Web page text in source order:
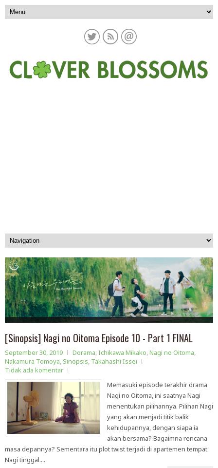
[Sinopsis] Nagi no Oitoma Episode 10 - Part 1 FINAL
September 30, 2019 Dorama,Ichikawa Mikako,Nagi no Oitoma,
Nakamura Tomoya, Sinopsis, Takahashi Issei
Tidak ada komentar
Memasuki episode terakhir drama
Nagi no Oitoma, ini saatnya Nagi
menentukan pilihannya. Pilihan Nagi
yang akan menjadi titik balik
kehidupannya, dengan siapa ia
akan bersama? Bagaimna rencana
masa depannya? Sementara itu plot twist terjadi di apartemen tempat
Nagi tinggal....